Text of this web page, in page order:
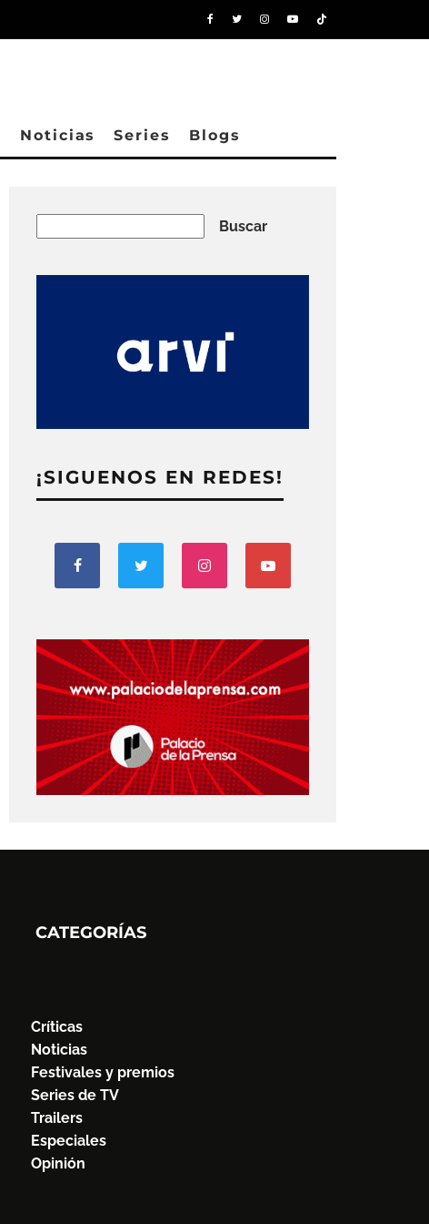
Noticias Series Blogs
Buscar
¡SIGUENOS EN REDES!
CATEGORÍAS
Críticas
Noticias
Festivales y premios
Series de TV
Trailers
Especiales
Opinión